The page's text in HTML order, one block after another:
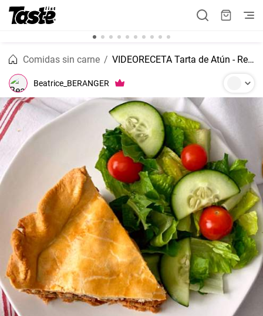
Comidas sin carne VIDEORECETA Tarta de Atún - Receta fácil
Beatrice_BERANGER